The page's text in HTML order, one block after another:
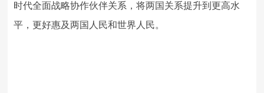
时代全面战略协作伙伴关系，将两国关系提升到更高水
平，更好惠及两国人民和世界人民。